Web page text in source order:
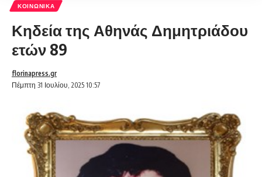
ΚΟΙΝΩΝΙΚΆ
Κηδεία της Αθηνάς Δημητριάδου
ετών 89
Πέμπτη 31 Ιουλίου, 2025 10:57
florinapress.gr